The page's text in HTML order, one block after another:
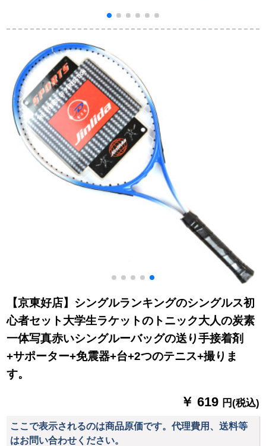
穴をあけてゴムの卓
球のラップの取っ手
の皮の釣り竿を押さ
えて赤い4条をゴムを
します。
のスポーツメガネは
滑り止めで、結束バ
ンドは紐をかけま
す。メガネに滑り止
めの紐を固定しま
す。黒です。
ツ用品アウトドアセ
【京東好店】シングルランキングのシングルス初
心者セット大学生ラケットのトニック大人の炭素
一体写真赤いシングルーバッグの送り手接着剤
+サポーター+免震器+台+2つのテニス+撮りま
す。
￥ 619 円(税込)
ここで表示されるのは商品原価です。代理費用、送料等
はお問い合わせください。